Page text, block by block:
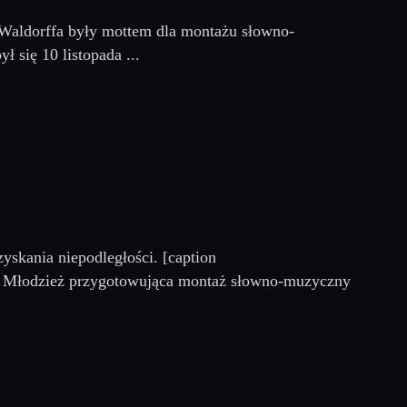
były mottem dla montażu słowno-
się 10 listopada ...
niepodległości. [caption
przygotowująca montaż słowno-muzyczny